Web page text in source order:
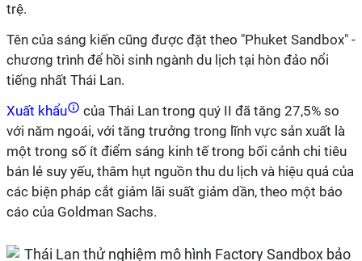
trệ.
Tên của sáng kiến cũng được đặt theo "Phuket Sandbox" -
chương trình để hồi sinh ngành du lịch tại hòn đảo nổi
tiếng nhất Thái Lan.
Xuất khẩu
của Thái Lan trong quý II đã tăng 27,5% so
với năm ngoái, với tăng trưởng trong lĩnh vực sản xuất là
một trong số ít điểm sáng kinh tế trong bối cảnh chi tiêu
bán lẻ suy yếu, thâm hụt nguồn thu du lịch và hiệu quả của
các biện pháp cắt giảm lãi suất giảm dần, theo một báo
cáo của Goldman Sachs.